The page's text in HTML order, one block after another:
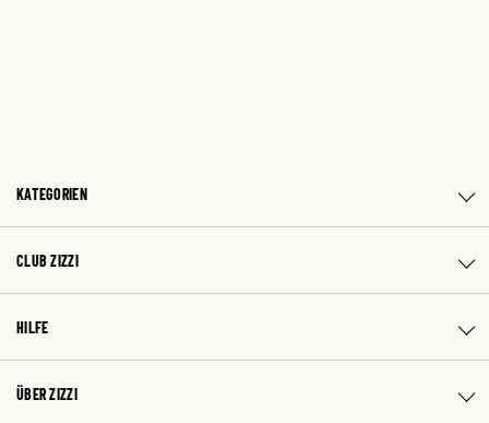
KATEGORIEN
CLUB ZIZZI
HILFE
ÜBER ZIZZI